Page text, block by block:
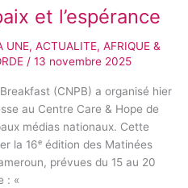
et l’espérance
UNE, ACTUALITE, AFRIQUE &
/ 13 novembre 2025
(CNPB) a organisé hier
au Centre Care & Hope de
médias nationaux. Cette
la 16ᵉ édition des Matinées
prévues du 15 au 20
: «